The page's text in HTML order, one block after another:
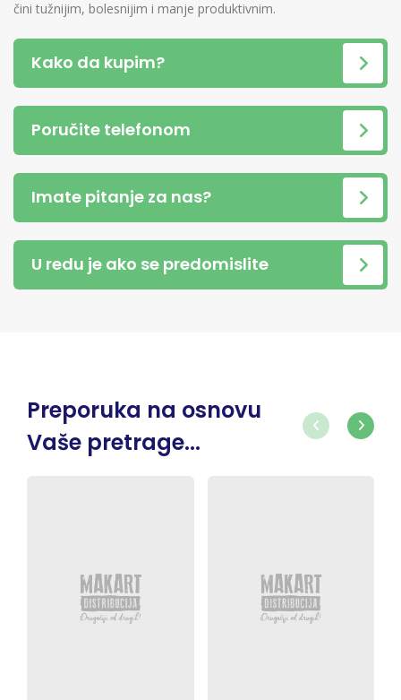
čini tužnijim, bolesnijim i manje produktivnim.
Kako da kupim?
Poručite telefonom
Imate pitanje za nas?
U redu je ako se predomislite
Preporuka na osnovu
Vaše pretrage...